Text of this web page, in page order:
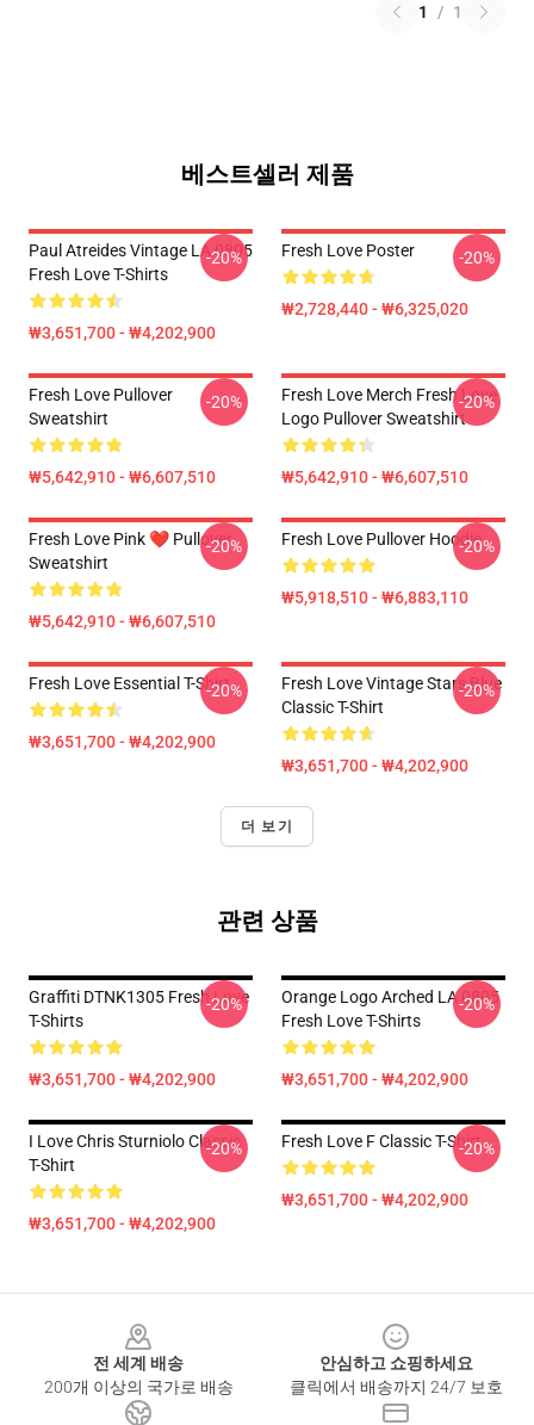
1 / 1
베스트셀러 제품
Paul Atreides Vintage LA 0805
Fresh Love T-Shirts
₩3,651,700 - ₩4,202,900
-20% Fresh Love Poster
₩2,728,440 - ₩6,325,020
-20%
Fresh Love Pullover
Sweatshirt
₩5,642,910 - ₩6,607,510
-20%
Fresh Love Merch Fresh Love
Logo Pullover Sweatshirt
₩5,642,910 - ₩6,607,510
-20%
Fresh Love Pink ❤️ Pullover
Sweatshirt
₩5,642,910 - ₩6,607,510
-20% Fresh Love Pullover Hoodie
₩5,918,510 - ₩6,883,110
-20%
Fresh Love Essential T-Shirt
₩3,651,700 - ₩4,202,900
-20%
Fresh Love Vintage Stars Blue
Classic T-Shirt
₩3,651,700 - ₩4,202,900
-20%
더 보기
관련 상품
Graffiti DTNK1305 Fresh Love
T-Shirts
₩3,651,700 - ₩4,202,900
-20%
Orange Logo Arched LA 0805
Fresh Love T-Shirts
₩3,651,700 - ₩4,202,900
-20%
I Love Chris Sturniolo Classic
T-Shirt
₩3,651,700 - ₩4,202,900
-20% Fresh Love F Classic T-Shirt
₩3,651,700 - ₩4,202,900
-20%
전 세계 배송
200개 이상의 국가로 배송
안심하고 쇼핑하세요
클릭에서 배송까지 24/7 보호